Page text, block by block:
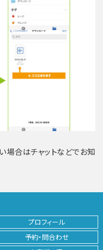
場合はチャットなどでお知
プロフィール
予約・問合わせ